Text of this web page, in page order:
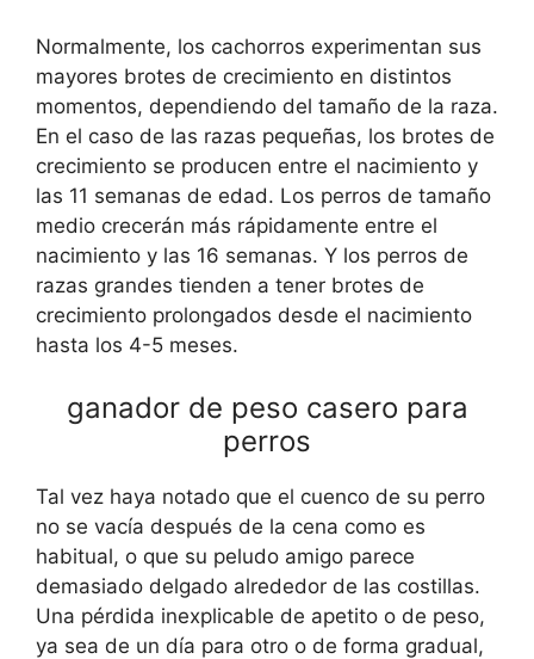
Normalmente, los cachorros experimentan sus
mayores brotes de crecimiento en distintos
momentos, dependiendo del tamaño de la raza.
En el caso de las razas pequeñas, los brotes de
crecimiento se producen entre el nacimiento y
las 11 semanas de edad. Los perros de tamaño
medio crecerán más rápidamente entre el
nacimiento y las 16 semanas. Y los perros de
razas grandes tienden a tener brotes de
crecimiento prolongados desde el nacimiento
hasta los 4-5 meses.
ganador de peso casero para
perros
Tal vez haya notado que el cuenco de su perro
no se vacía después de la cena como es
habitual, o que su peludo amigo parece
demasiado delgado alrededor de las costillas.
Una pérdida inexplicable de apetito o de peso,
ya sea de un día para otro o de forma gradual,